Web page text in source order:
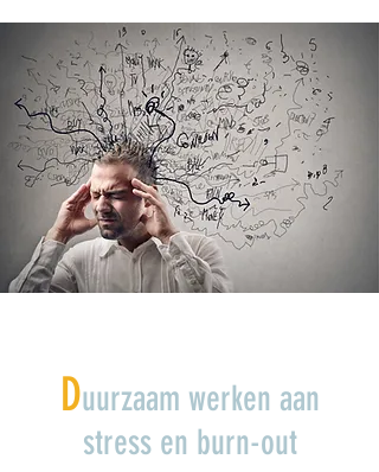
Duurzaam werken aan
stress en burn-out